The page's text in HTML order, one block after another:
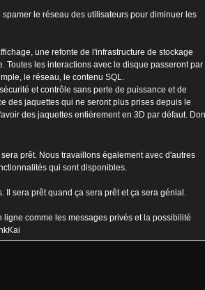
le réseau des utilisateurs pour diminuer les
une refonte de l'infrastructure de stockage
Toutes les interactions avec le disque passeront par
le réseau, le contenu SQL.
et contrôle sans perte de puissance et de
des jaquettes qui ne seront plus prises depuis le
des jaquettes entièrement en 3D par défaut.
prêt. Nous travaillons également avec d'autres
qui sont disponibles.
Il sera prêt quand ça sera prêt et ça sera génial.
comme les messages privés et la possibilité